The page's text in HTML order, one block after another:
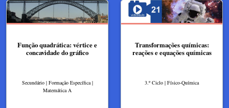
Função quadrática: vértice e
concavidade do gráfico
Secundário | Formação Específica |
Matemática A
Transformações químicas:
reações e equações químicas
3.º Ciclo | Físico-Química